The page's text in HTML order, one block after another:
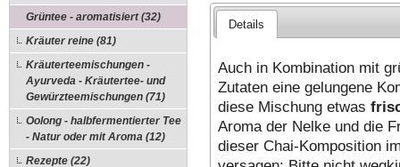
Grüntee - aromatisiert (32)
Kräuter reine (81)
Kräuterteemischungen -
Ayurveda - Kräutertee- und
Gewürzteemischungen (71)
Oolong - halbfermentierter Tee
- Natur oder mit Aroma (12)
Rezepte (22)
Details
Auch in Kombination mit
Zutaten eine gelungene
diese Mischung etwas
Aroma der Nelke und die
dieser Chai-Komposition